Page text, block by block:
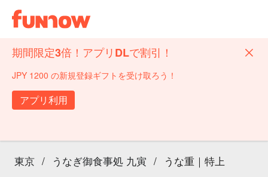
期間限定3倍！アプリDLで割引！
JPY 1200 の新規登録ギフトを受け取ろう！
アプリ利用
東京 / うなぎ御食事処 九寅 / うな重｜特上